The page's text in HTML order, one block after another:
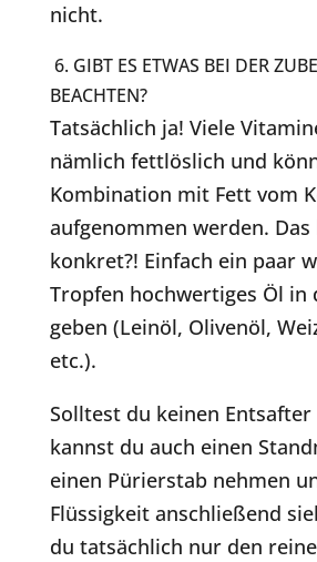
nicht.
6. GIBT ES ETWAS BEI DER
BEACHTEN?
Tatsächlich ja! Viele
nämlich fettlöslich und
Kombination mit Fett vom
aufgenommen werden.
konkret?! Einfach ein paar
Tropfen hochwertiges Öl in
geben (Leinöl, Olivenöl,
etc.).
Solltest du keinen Entsafter
kannst du auch einen
einen Pürierstab nehmen
Flüssigkeit anschließend
du tatsächlich nur den